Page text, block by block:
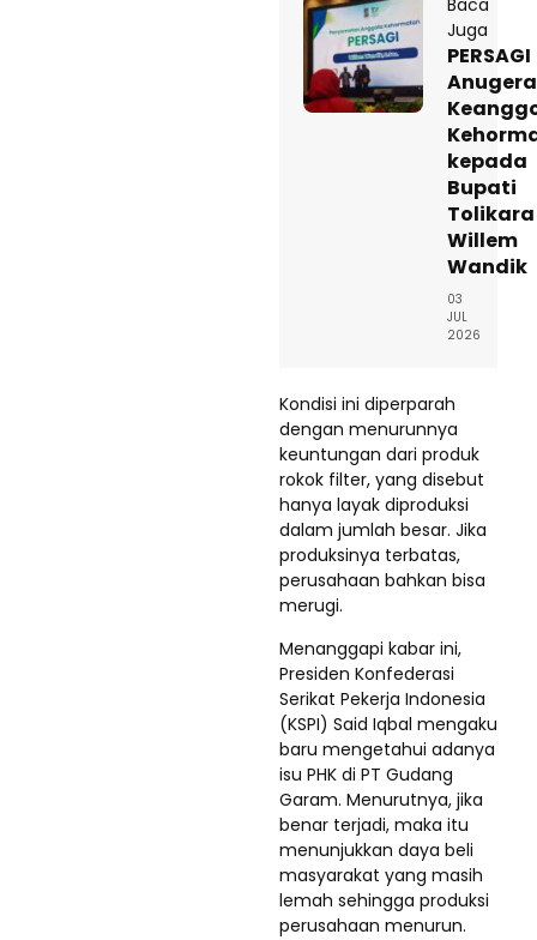
Baca
Juga
PERSAGI
kepada
Bupati
Tolikara
Willem
Wandik
03
JUL
2026
Kondisi ini diperparah
dengan menurunnya
keuntungan dari produk
rokok filter, yang disebut
hanya layak diproduksi
dalam jumlah besar. Jika
produksinya terbatas,
perusahaan bahkan bisa
merugi.
Menanggapi kabar ini,
Presiden Konfederasi
Serikat Pekerja Indonesia
(KSPI) Said Iqbal mengaku
baru mengetahui adanya
isu PHK di PT Gudang
Garam. Menurutnya, jika
benar terjadi, maka itu
menunjukkan daya beli
masyarakat yang masih
lemah sehingga produksi
perusahaan menurun.